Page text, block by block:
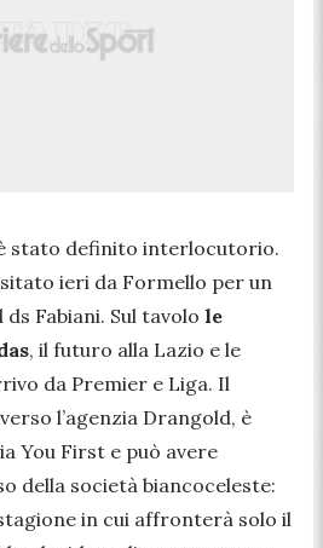
stato definito interlocutorio.
ieri da Formello per un
Fabiani. Sul tavolo le
, il futuro alla Lazio e le
da Premier e Liga. Il
l’agenzia Drangold, è
You First e può avere
della società biancoceleste:
in cui affronterà solo il